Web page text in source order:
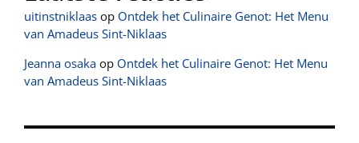
uitinstniklaas op Ontdek het Culinaire Genot: Het Menu
van Amadeus Sint-Niklaas
Jeanna osaka op Ontdek het Culinaire Genot: Het Menu
van Amadeus Sint-Niklaas